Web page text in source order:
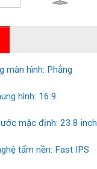
màn hình: Phẳng
hình: 16:9
mặc định: 23.8 inch
tấm nền: Fast IPS